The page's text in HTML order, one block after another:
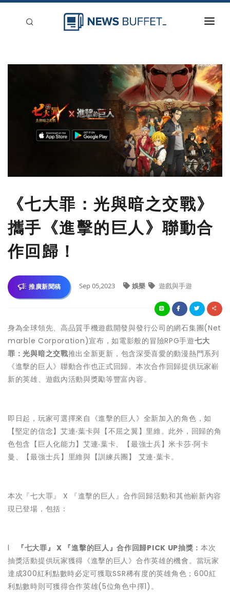
刊登
《七大罪：光與暗之交戰》
攜手《進擊的巨人》聯動合
作回歸！
推廣新聞稿 Sep 05,2023 娛樂 遊戲與手遊
身為全球領先、高品質手機遊戲開發與發行公司的網石集團(Net
marble Corporation)宣布，如電影般的冒險RPG手遊七大
罪：光與暗之交戰推出全新更新，包含深受喜愛的動漫熱門系列
《進擊的巨人》聯動合作也正式回歸。本次合作回歸提供玩家嶄
新的英雄、遊戲內活動與獎勵等豐富內容。
即日起，玩家可選擇來自《進擊的巨人》全新加入的角色，如
【堅定的信念】艾連‧葉卡與【不屈之翼】里維。此外，回歸的角
色包含【巨人化能力】艾連‧葉卡、【最強士兵】米卡莎‧阿卡
曼、【最強士兵】里維與【訓練兵團】 艾連‧葉卡。
本次『七大罪』 X 『進擊的巨人』合作回歸活動和其他嶄新內容
現已登場，包括：
l 『七大罪』 X 『進擊的巨人』合作回歸PICK UP抽獎：本次
抽獎活動提供玩家獲得《進擊的巨人》合作英雄的機會。當玩家
達成300紅利點數時必定可獲取SSR稀有度的英雄角色；600紅
利點數時則可獲得合作英雄(5位角色中擇1)。